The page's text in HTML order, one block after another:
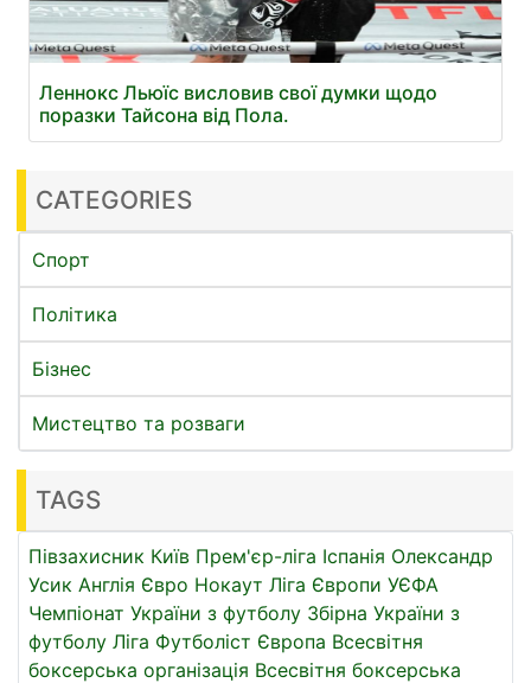
Леннокс Льюїс висловив свої думки щодо
поразки Тайсона від Пола.
CATEGORIES
Спорт
Політика
Бізнес
Мистецтво та розваги
TAGS
Півзахисник Київ Прем'єр-ліга Іспанія Олександр
Усик Англія Євро Нокаут Ліга Європи УЄФА
Чемпіонат України з футболу Збірна України з
футболу Ліга Футболіст Європа Всесвітня
боксерська організація Всесвітня боксерська